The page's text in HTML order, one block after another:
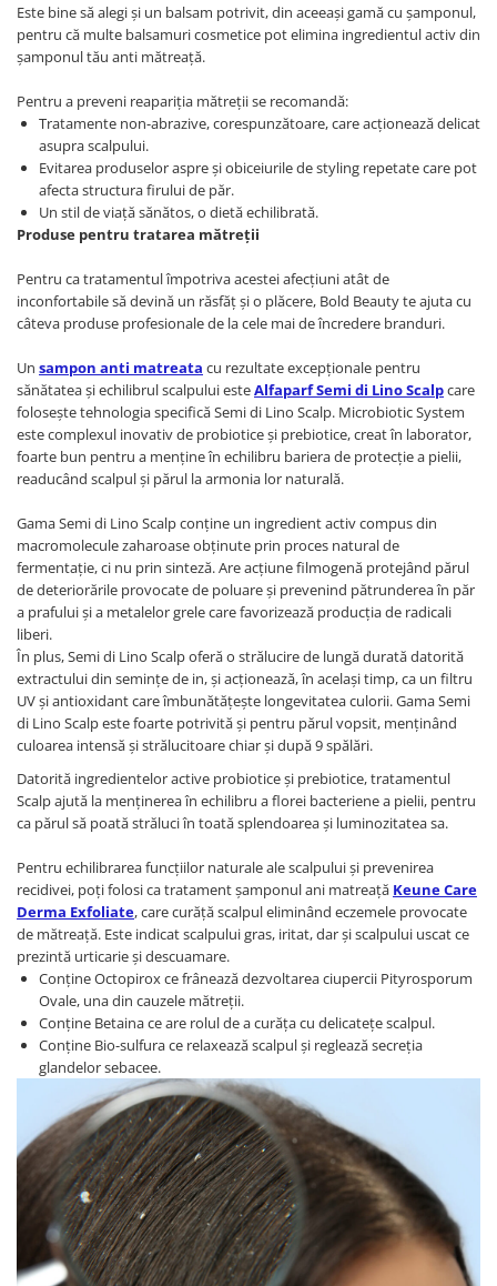
Este bine să alegi și un balsam potrivit, din aceeași gamă cu șamponul,
pentru că multe balsamuri cosmetice pot elimina ingredientul activ din
șamponul tău anti mătreață.
Pentru a preveni reapariția mătreții se recomandă:
Tratamente non-abrazive, corespunzătoare, care acționează delicat
asupra scalpului.
Evitarea produselor aspre și obiceiurile de styling repetate care pot
afecta structura firului de păr.
Un stil de viață sănătos, o dietă echilibrată.
Produse pentru tratarea mătreții
Pentru ca tratamentul împotriva acestei afecțiuni atât de
inconfortabile să devină un răsfăț și o plăcere, Bold Beauty te ajuta cu
câteva produse profesionale de la cele mai de încredere branduri.
Un sampon anti matreata cu rezultate excepționale pentru
sănătatea și echilibrul scalpului esteAlfaparf Semi di Lino Scalpcare
folosește tehnologia specifică Semi di Lino Scalp. Microbiotic System
este complexul inovativ de probiotice și prebiotice, creat în laborator,
foarte bun pentru a menține în echilibru bariera de protecție a pielii,
readucând scalpul și părul la armonia lor naturală.
Gama Semi di Lino Scalp conține un ingredient activ compus din
macromolecule zaharoase obținute prin proces natural de
fermentație, ci nu prin sinteză. Are acțiune filmogenă protejând părul
de deteriorările provocate de poluare și prevenind pătrunderea în păr
a prafului și a metalelor grele care favorizează producția de radicali
liberi.
În plus, Semi di Lino Scalp oferă o strălucire de lungă durată datorită
extractului din semințe de in, și acționează, în același timp, ca un filtru
UV și antioxidant care îmbunătățește longevitatea culorii. Gama Semi
di Lino Scalp este foarte potrivită și pentru părul vopsit, menținând
culoarea intensă și strălucitoare chiar și după 9 spălări.
Datorită ingredientelor active probiotice și prebiotice, tratamentul
Scalp ajută la menținerea în echilibru a florei bacteriene a pielii, pentru
ca părul să poată străluci în toată splendoarea și luminozitatea sa.
Pentru echilibrarea funcțiilor naturale ale scalpului și prevenirea
recidivei, poți folosi ca tratament șamponul ani matreață Keune Care
Derma Exfoliate, care curăță scalpul eliminând eczemele provocate
de mătreață. Este indicat scalpului gras, iritat, dar și scalpului uscat ce
prezintă urticarie și descuamare.
Conține Octopirox ce frânează dezvoltarea ciupercii Pityrosporum
Ovale, una din cauzele mătreții.
Conține Betaina ce are rolul de a curăța cu delicatețe scalpul.
Conține Bio-sulfura ce relaxează scalpul și reglează secreția
glandelor sebacee.